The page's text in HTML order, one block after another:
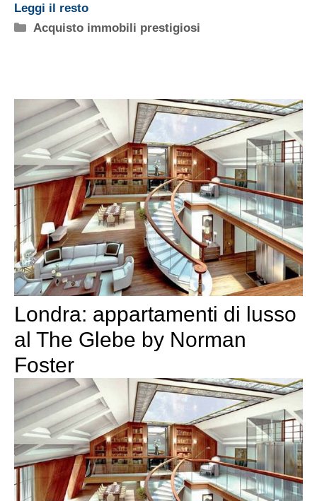
Leggi il resto
Categorie
Acquisto immobili prestigiosi
Londra: appartamenti di lusso
al The Glebe by Norman
Foster